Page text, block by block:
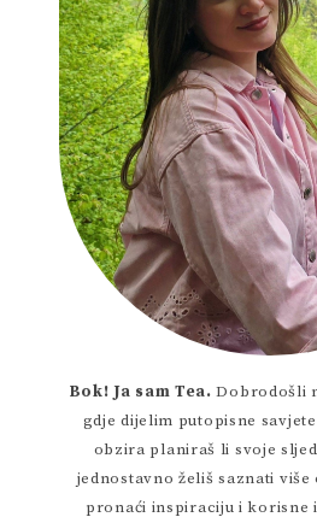
Bok! Ja sam Tea.Dobrodošli
gdje dijelim putopisne
obzira planiraš li svoje
jednostavno želiš saznati više
pronaći inspiraciju i korisne